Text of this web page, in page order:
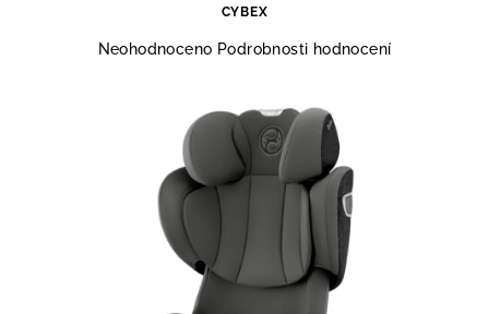
CYBEX
Průměrné
hvězdiček.
Neohodnoceno Podrobnosti hodnocení